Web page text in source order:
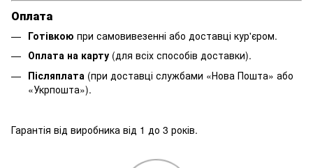
Оплата
Готівкою при самовивезенні або доставці кур'єром.
Оплата на карту (для всіх способів доставки).
Післяплата (при доставці службами «Нова Пошта» або
«Укрпошта»).
Гарантія від виробника від 1 до 3 років.